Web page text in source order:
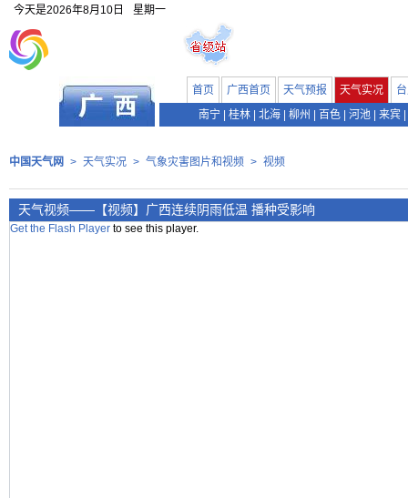
今天是2026年8月10日 星期一
首页 广西首页 天气预报 天气实况
南宁
桂林 北海 柳州 百色 河池 来宾
中国天气网 > 天气实况 > 气象灾害图片和视频 > 视频
天气视频——【视频】广西连续阴雨低温 播种受影响
Get the Flash Player to see this player.